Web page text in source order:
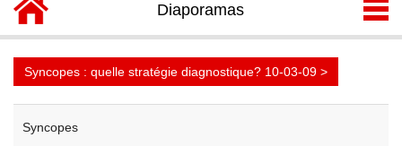
Diaporamas
Syncopes : quelle stratégie diagnostique? 10-03-09 >
Syncopes